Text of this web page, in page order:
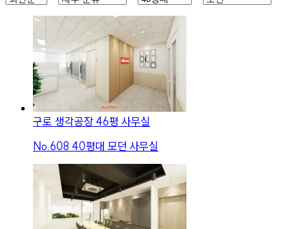
구로 생각공장 46평 사무실
No. 608 40평대 모던 사무실